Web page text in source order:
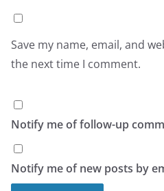
Save my name, email, and
the next time I comment.
Notify me of follow-up
Notify me of new posts by